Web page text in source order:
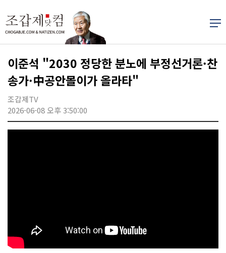
이준석 "2030 정당한 분노에 부정선거론·찬
송가·中공안몰이가 올라타"
조갑제TV
2026-06-08 오후 3:50:00